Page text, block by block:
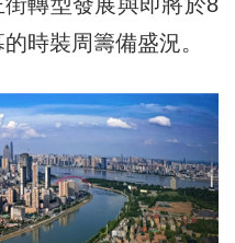
時裝周籌備盛況。